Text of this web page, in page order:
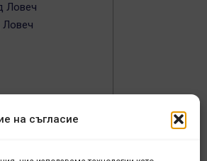
на съгласие
Ловеч
Ловеч